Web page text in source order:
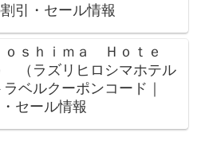
引・セール情報
ｓｈｉｍａ Ｈｏｔｅ
ラズリヒロシマホテル
ベルクーポンコード｜
セール情報